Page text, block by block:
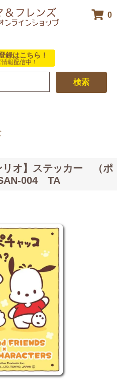
0
録はこちら！
報配信中！
検索
リオ】ステッカー （ポ
004 TA